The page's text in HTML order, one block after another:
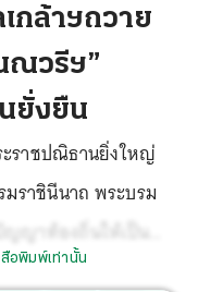
กล้าฯถวาย
ณวรีฯ”
ยั่งยืน
ราชปณิธานยิ่งใหญ่
มราชินีนาถ พระบรม
ญาท้องถิ่นให้เป็น
รมแฟชั่นไทยที่ยั่งยืน
อพิมพ์เท่านั้น